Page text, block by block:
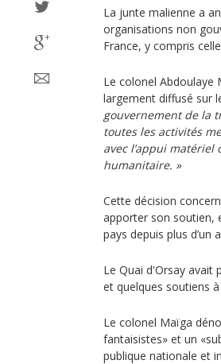
La junte malienne a
organisations non
France, y compris
Le colonel Abdoulaye
largement diffusé sur
gouvernement de la
toutes les activités
avec l’appui
humanitaire. »
Cette décision
apporter son soutien,
pays depuis plus d’un
Le Quai d'Orsay avait
et quelques soutiens
Le colonel Maïga
fantaisistes» et un
publique nationale et